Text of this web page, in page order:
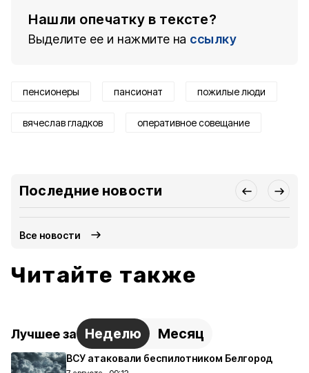
Нашли опечатку в тексте?
Выделите ее и нажмите на ссылку
пенсионеры пансионат пожилые люди
вячеслав гладков оперативное совещание
Последние новости
Все новости
Читайте также
Лучшее за Неделю Месяц
ВСУ атаковали беспилотником Белгород